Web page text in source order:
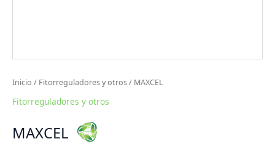
Inicio / Fitorreguladores y otros/ MAXCEL
Fitorreguladores y otros
MAXCEL